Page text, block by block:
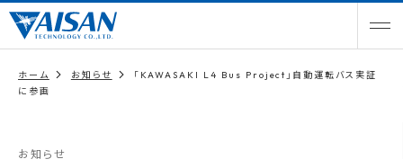
ホーム お知らせ
「KAWASAKI L4 Bus Project」自動運転バス実証
に参画
お知らせ